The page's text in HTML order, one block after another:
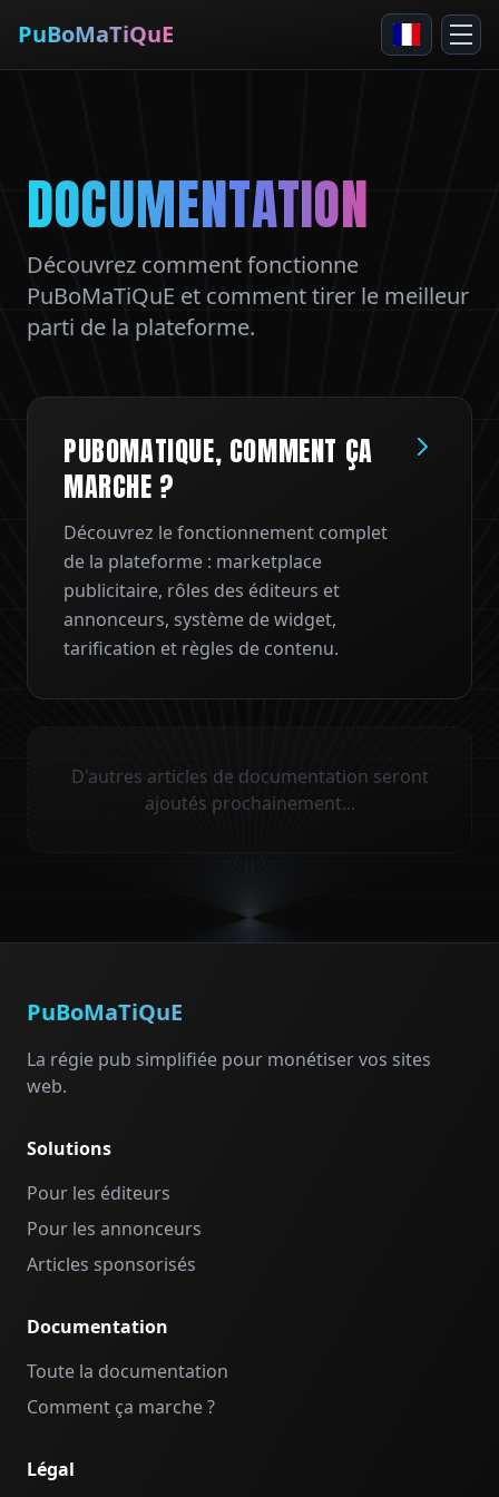
PuBoMaTiQuE
DOCUMENTATION
Découvrez comment fonctionne
PuBoMaTiQuE et comment tirer le meilleur
parti de la plateforme.
PUBOMATIQUE, COMMENT ÇA
MARCHE ?
Découvrez le fonctionnement complet
de la plateforme : marketplace
publicitaire, rôles des éditeurs et
annonceurs, système de widget,
tarification et règles de contenu.
D'autres articles de documentation seront
ajoutés prochainement...
PuBoMaTiQuE
La régie pub simplifiée pour monétiser vos sites
web.
Solutions
Pour les éditeurs
Pour les annonceurs
Articles sponsorisés
Documentation
Toute la documentation
Comment ça marche ?
Légal